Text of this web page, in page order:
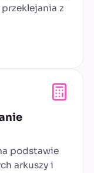
z
podstawie
arkuszy i